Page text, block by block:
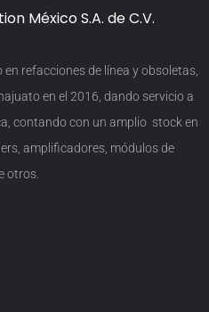
México S.A. de C.V.
refacciones de línea y obsoletas,
en el 2016, dando servicio a
contando con un amplio stock en
amplificadores, módulos de
otros.